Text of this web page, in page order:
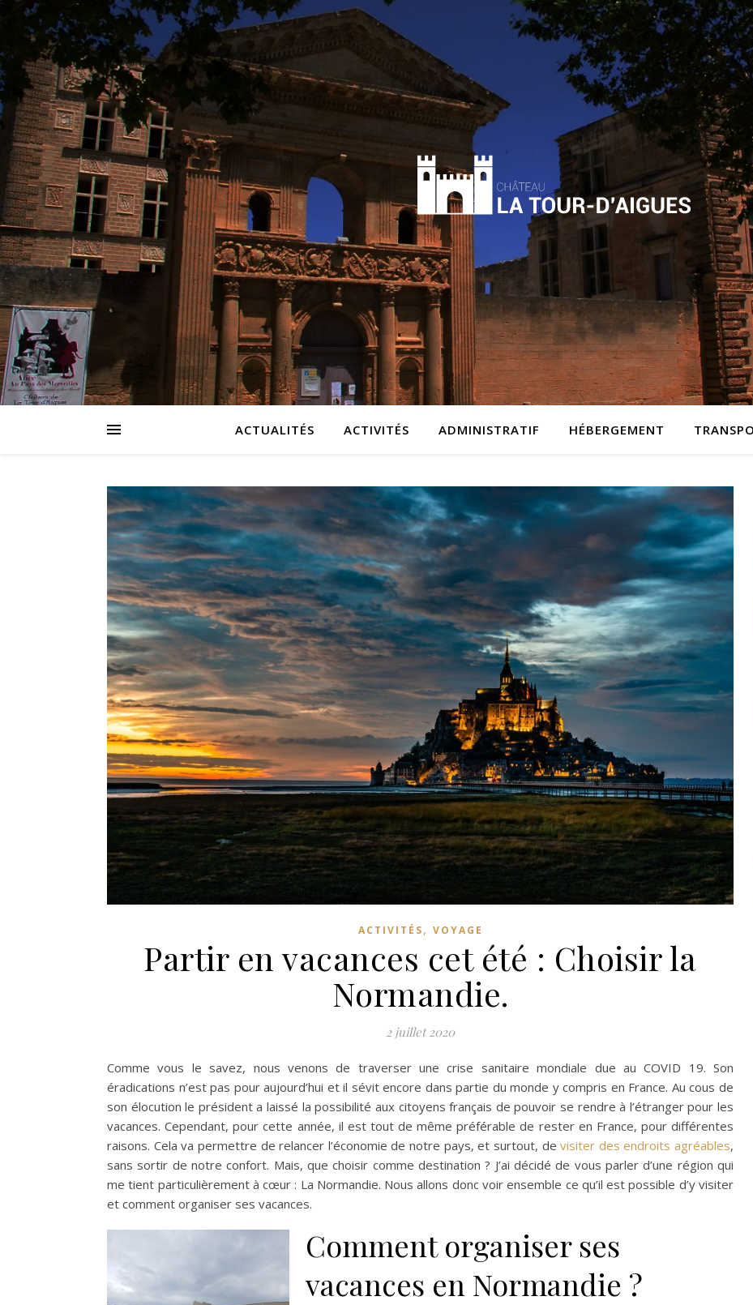
ACTUALITÉS ACTIVITÉS ADMINISTRATIF HÉBERGEMENT
ACTIVITÉS, VOYAGE
Partir en vacances cet été : Choisir la
Normandie.
2 juillet 2020
Comme vous le savez, nous venons de traverser une crise sanitaire mondiale due au COVID 19. Son
éradications n’est pas pour aujourd’hui et il sévit encore dans partie du monde y compris en France. Au cous de
son élocution le président a laissé la possibilité aux citoyens français de pouvoir se rendre à l’étranger pour les
vacances. Cependant, pour cette année, il est tout de même préférable de rester en France, pour différentes
raisons. Cela va permettre de relancer l’économie de notre pays, et surtout, devisiter des endroits agréables,
sans sortir de notre confort. Mais, que choisir comme destination ? J’ai décidé de vous parler d’une région qui
me tient particulièrement à cœur : La Normandie. Nous allons donc voir ensemble ce qu’il est possible d’y visiter
et comment organiser ses vacances.
Comment organiser ses
vacances en Normandie ?